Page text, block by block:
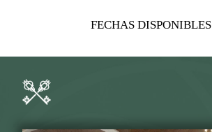
FECHAS DISPONIBLES